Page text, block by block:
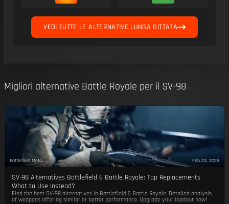
VEDI TUTTE LE ALTERNATIVE LUNGA GITTATA
Migliori alternative Battle Royale per il SV-98
Battlefield Meta Feb 23, 2026
SV-98 Alternatives Battlefield 6 Battle Royale: Top Replacements
What to Use Instead?
Find the best SV-98 alternatives in Battlefield 6 Battle Royale. Detailed analysis
of weapons offering similar or better performance. Upgrade your loadout now!